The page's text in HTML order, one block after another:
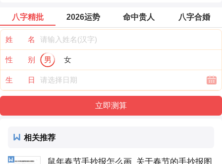
八字精批 2026运势 命中贵人 八字合婚
姓 名
性 别 男 女
生 日
相关推荐
鼠年春节手抄报怎么画_关于春节的手抄报图